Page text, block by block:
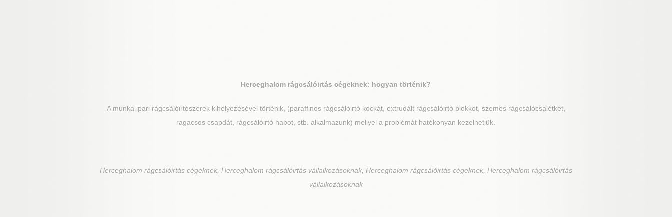
Herceghalom rágcsálóirtás cégeknek: hogyan történik?
A munka ipari rágcsálóirtószerek kihelyezésével történik, (paraffinos rágcsálóirtó kockát, extrudált rágcsálóirtó blokkot, szemes rágcsálócsalétket,
ragacsos csapdát, rágcsálóirtó habot, stb. alkalmazunk) mellyel a problémát hatékonyan kezelhetjük.
Herceghalom rágcsálóirtás cégeknek, Herceghalom rágcsálóirtás vállalkozásoknak, Herceghalom rágcsálóirtás cégeknek, Herceghalom rágcsálóirtás
vállalkozásoknak